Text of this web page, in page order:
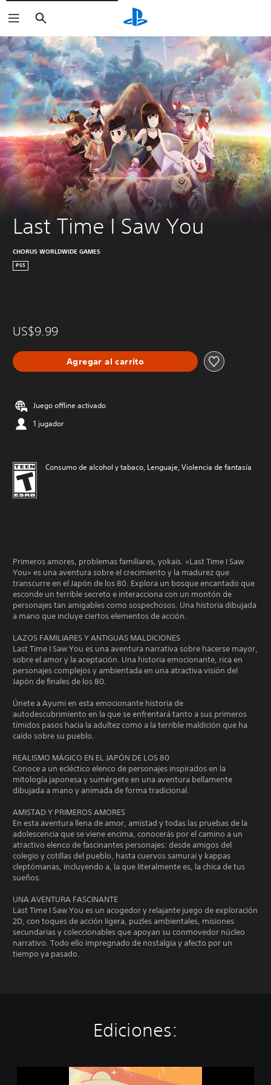
Buscar
Last Time I Saw You
CHORUS WORLDWIDE GAMES
PS5
US$9.99
Agregar al carrito
Juego offline activado
1 jugador
Consumo de alcohol y tabaco, Lenguaje, Violencia de fantasía
Primeros amores, problemas familiares, yokais. «Last Time I Saw
You» es una aventura sobre el crecimiento y la madurez que
transcurre en el Japón de los 80. Explora un bosque encantado que
esconde un terrible secreto e interacciona con un montón de
personajes tan amigables como sospechosos. Una historia dibujada
a mano que incluye ciertos elementos de acción.
LAZOS FAMILIARES Y ANTIGUAS MALDICIONES
Last Time I Saw You es una aventura narrativa sobre hacerse mayor,
sobre el amor y la aceptación. Una historia emocionante, rica en
personajes complejos y ambientada en una atractiva visión del
Japón de finales de los 80.
Únete a Ayumi en esta emocionante historia de
autodescubrimiento en la que se enfrentará tanto a sus primeros
tímidos pasos hacia la adultez como a la terrible maldición que ha
caído sobre su pueblo.
REALISMO MÁGICO EN EL JAPÓN DE LOS 80
Conoce a un ecléctico elenco de personajes inspirados en la
mitología japonesa y sumérgete en una aventura bellamente
dibujada a mano y animada de forma tradicional.
AMISTAD Y PRIMEROS AMORES
En esta aventura llena de amor, amistad y todas las pruebas de la
adolescencia que se viene encima, conocerás por el camino a un
atractivo elenco de fascinantes personajes: desde amigos del
colegio y cotillas del pueblo, hasta cuervos samurai y kappas
cleptómanas, incluyendo a, la que literalmente es, la chica de tus
sueños.
UNA AVENTURA FASCINANTE
Last Time I Saw You es un acogedor y relajante juego de exploración
2D, con toques de acción ligera, puzles ambientales, misiones
secundarias y coleccionables que apoyan su conmovedor núcleo
narrativo. Todo ello impregnado de nostalgia y afecto por un
tiempo ya pasado.
Ediciones: